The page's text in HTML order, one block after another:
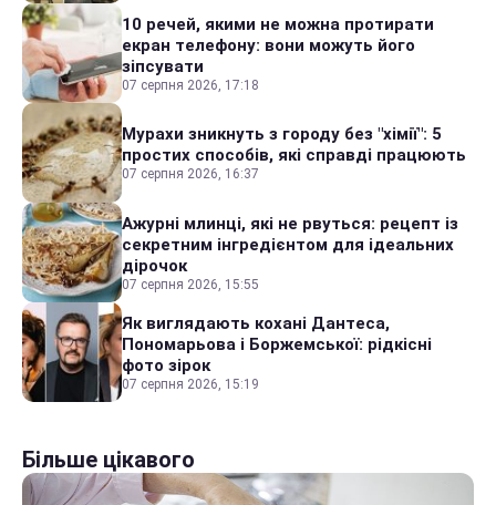
10 речей, якими не можна протирати
екран телефону: вони можуть його
зіпсувати
07 серпня 2026, 17:18
Мурахи зникнуть з городу без "хімії": 5
простих способів, які справді працюють
07 серпня 2026, 16:37
Ажурні млинці, які не рвуться: рецепт із
секретним інгредієнтом для ідеальних
дірочок
07 серпня 2026, 15:55
Як виглядають кохані Дантеса,
Пономарьова і Боржемської: рідкісні
фото зірок
07 серпня 2026, 15:19
Більше цікавого